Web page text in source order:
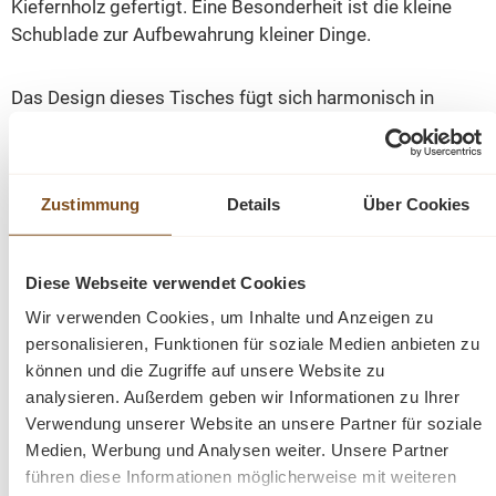
Zustimmung Details Über Cookies
Diese Webseite verwendet Cookies
Wir verwenden Cookies, um Inhalte und Anzeigen zu
personalisieren, Funktionen für soziale Medien anbieten zu
können und die Zugriffe auf unsere Website zu
analysieren. Außerdem geben wir Informationen zu Ihrer
Verwendung unserer Website an unsere Partner für soziale
Medien, Werbung und Analysen weiter. Unsere Partner
führen diese Informationen möglicherweise mit weiteren
Kiefernholz gefertigt. Eine Besonderheit ist die kleine
Schublade zur Aufbewahrung kleiner Dinge.
Das Design dieses Tisches fügt sich harmonisch in
verschiedene Einrichtungsstile ein. Es passt sowohl in
moderne als auch klassische Umgebungen und verleiht
Gemütlichkeit.
Ein besonderes Möbelstück, das in jeder
Tisch wird das zusammen sitzen mit Freunden und der
Familie zu einzigartigen Erlebnissen.
Abmessungen: H: 78 cm, B: 210 cm, T: 90 cm
Massivholz Tisch
Landhausstil